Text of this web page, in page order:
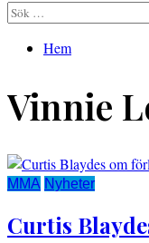
Sök
efter:
Hem
Vinnie
MMA Nyheter
Curtis